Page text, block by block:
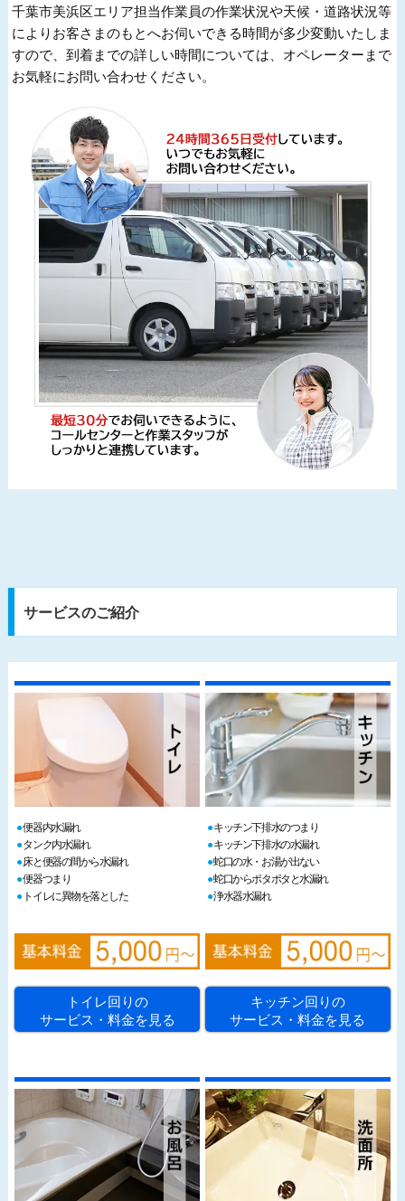
千葉市美浜区エリア担当作業員の作業状況や天候・道路状況等
によりお客さまのもとへお伺いできる時間が多少変動いたしま
すので、到着までの詳しい時間については、オペレーターまで
お気軽にお問い合わせください。
サービスのご紹介
便器内水漏れ
タンク内水漏れ
床と便器の間から水漏れ
便器つまり
トイレに異物を落とした
トイレ回りの
サービス・料金を見る
キッチン下排水のつまり
キッチン下排水の水漏れ
蛇口の水・お湯が出ない
蛇口からポタポタと水漏れ
浄水器水漏れ
キッチン回りの
サービス・料金を見る